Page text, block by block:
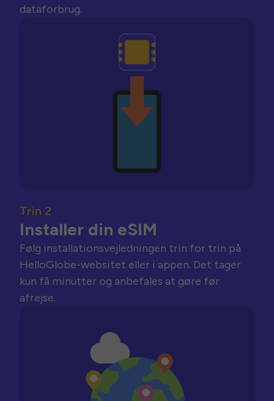
dataforbrug.
Trin 2
Installer din eSIM
Følg installationsvejledningen trin for trin på
HelloGlobe-websitet eller i appen. Det tager
kun få minutter og anbefales at gøre før
afrejse.